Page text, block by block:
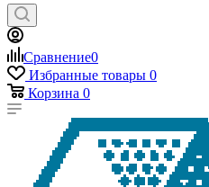
Сравнение0
Избранные товары 0
Корзина 0